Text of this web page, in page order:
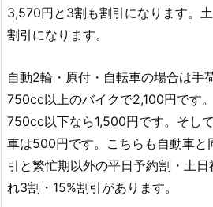
3,570円と3割も割引になります。
割引になります。
自動2輪・原付・自転車の場合は手
750cc以上のバイクで2,100円です。
750cc以下なら1,500円です。そし
車は500円です。こちらも自動車と
引と繁忙期以外の平日予約割・土
れ3割・15%割引があります。